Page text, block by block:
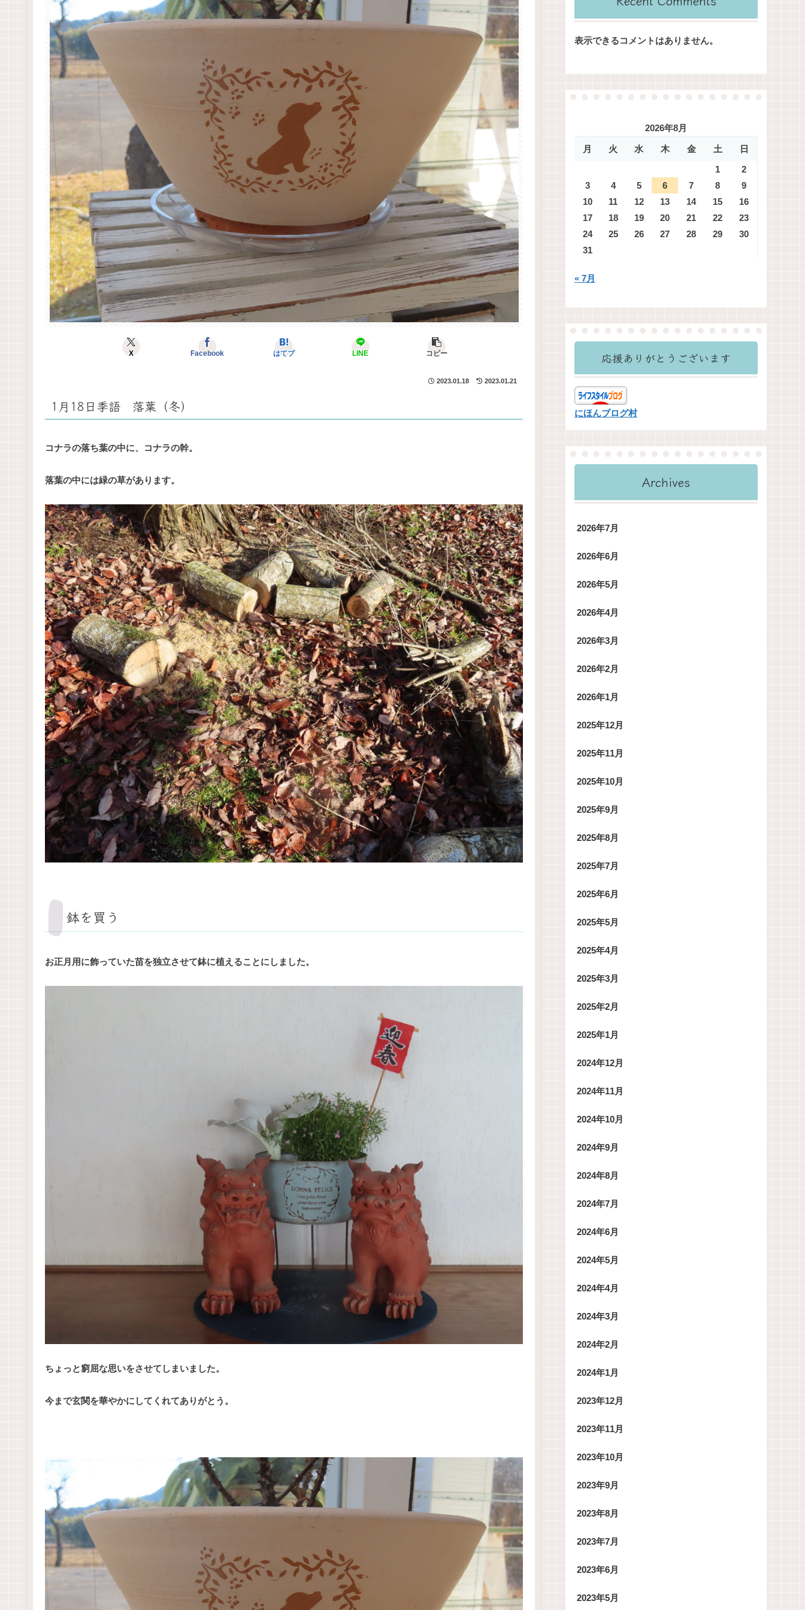
X Facebook はてブ LINE コピー
2023.01.18 2023.01.21
1月18日季語 落葉（冬）
コナラの落ち葉の中に、コナラの幹。
落葉の中には緑の草があります。
鉢を買う
お正月用に飾っていた苗を独立させて鉢に植えることにしました。
ちょっと窮屈な思いをさせてしまいました。
今まで玄関を華やかにしてくれてありがとう。
表示できるコメントはありません。
2026年8月
月 火 水 木 金 土
日
1
2
3
4 5 6 7 8
9
10
11 12 13 14 15
16
17
18 19 20 21 22
23
24
25 26 27 28 29
30
31
« 7月
応援ありがとうございます
にほんブログ村
Archives
2026年7月
2026年6月
2026年5月
2026年4月
2026年3月
2026年2月
2026年1月
2025年12月
2025年11月
2025年10月
2025年9月
2025年8月
2025年7月
2025年6月
2025年5月
2025年4月
2025年3月
2025年2月
2025年1月
2024年12月
2024年11月
2024年10月
2024年9月
2024年8月
2024年7月
2024年6月
2024年5月
2024年4月
2024年3月
2024年2月
2024年1月
2023年12月
2023年11月
2023年10月
2023年9月
2023年8月
2023年7月
2023年6月
2023年5月